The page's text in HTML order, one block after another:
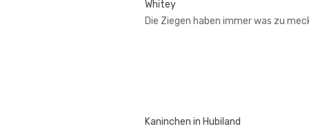
Whitey
Die Ziegen haben immer was zu
Kaninchen in Hubiland